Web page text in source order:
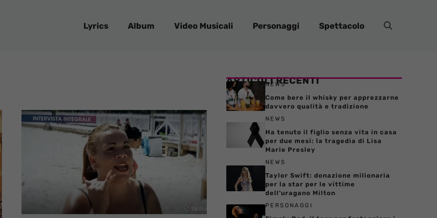
Lyrics Album Video Musicali Personaggi Spettacolo
ARTICOLI RECENTI
NEWS
Come bere il whisky per apprezzarne
davvero qualità e tradizione
NEWS
Ha tenuto il figlio senza vita in casa
per due mesi: la tragedia di Lisa
Marie Presley
NEWS
Taylor Swift: donazione milionaria
per la star per le vittime
dell’uragano Milton
PERSONAGGI